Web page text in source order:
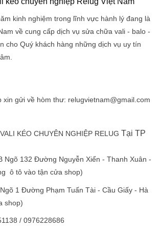
kinh nghiệm trong lĩnh vực hành lý đang là
về cung cấp dịch vụ sửa chữa vali - balo -
cho Quý khách hàng những dịch vụ uy tín
xin gửi về hòm thư: relugvietnam@gmail.com
KÉO CHUYÊN NGHIỆP RELUG Tại TP
Ngõ 132 Đường Nguyễn Xiển - Thanh Xuân -
ô tô vào tận cửa shop)
1 Đường Phạm Tuấn Tài - Cầu Giấy - Hà
shop)
/ 0976228686